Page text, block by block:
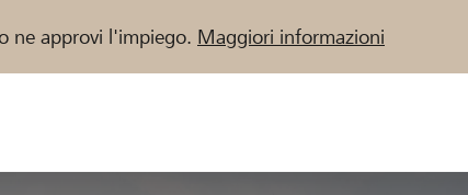
ne approvi l'impiego. Maggiori informazioni